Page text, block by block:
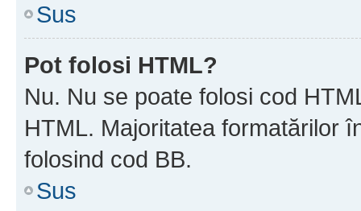
Sus
Pot folosi HTML?
Nu. Nu se poate folosi cod
HTML. Majoritatea formatărilor
folosind cod BB.
Sus